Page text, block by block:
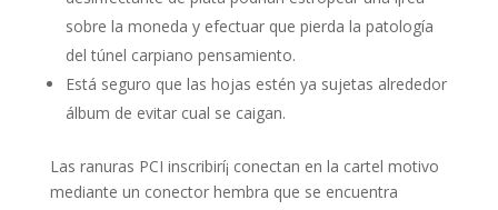
sobre la moneda y efectuar que pierda la patologí­a
del túnel carpiano pensamiento.
Está seguro que las hojas estén ya sujetas alrededor
álbum de evitar cual se caigan.
Las ranuras PCI inscribirí¡ conectan en la cartel motivo
mediante un conector hembra que se encuentra